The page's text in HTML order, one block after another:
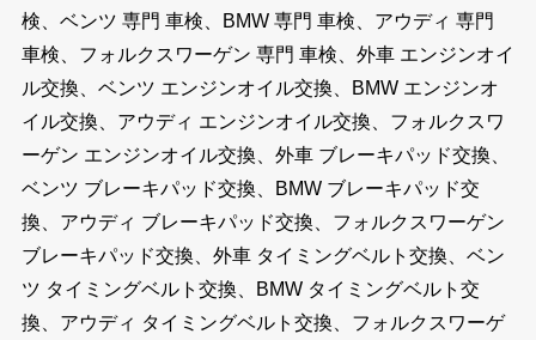
検、ベンツ 専門 車検、BMW 専門 車検、アウディ 専門
車検、フォルクスワーゲン 専門 車検、外車 エンジンオイ
ル交換、ベンツ エンジンオイル交換、BMW エンジンオ
イル交換、アウディ エンジンオイル交換、フォルクスワ
ーゲン エンジンオイル交換、外車 ブレーキパッド交換、
ベンツ ブレーキパッド交換、BMW ブレーキパッド交
換、アウディ ブレーキパッド交換、フォルクスワーゲン
ブレーキパッド交換、外車 タイミングベルト交換、ベン
ツ タイミングベルト交換、BMW タイミングベルト交
換、アウディ タイミングベルト交換、フォルクスワーゲ